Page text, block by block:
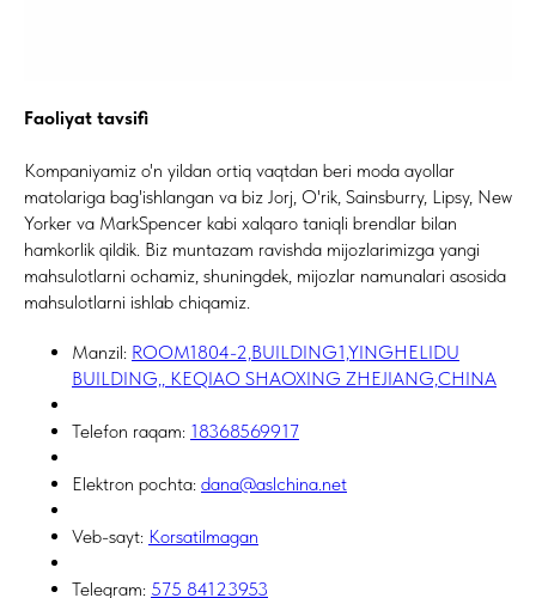
Faoliyat tavsifi
Kompaniyamiz o'n yildan ortiq vaqtdan beri moda ayollar
matolariga bag'ishlangan va biz Jorj, O'rik, Sainsburry, Lipsy, New
Yorker va MarkSpencer kabi xalqaro taniqli brendlar bilan
hamkorlik qildik. Biz muntazam ravishda mijozlarimizga yangi
mahsulotlarni ochamiz, shuningdek, mijozlar namunalari asosida
mahsulotlarni ishlab chiqamiz.
Manzil: ROOM1804-2,BUILDING1,YINGHELIDU
BUILDING,, KEQIAO SHAOXING ZHEJIANG,CHINA
Telefon raqam: 18368569917
Elektron pochta: dana@aslchina.net
Veb-sayt: Korsatilmagan
Telegram: 575 84123953